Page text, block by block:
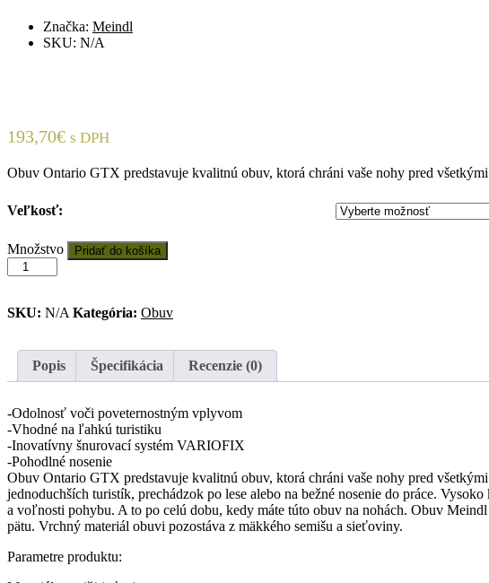
Značka: Meindl
SKU: N/A
193,70€ s DPH
Obuv Ontario GTX predstavuje kvalitnú obuv, ktorá chráni vaše nohy pred
Veľkosť:
Množstvo:
Poľovnícka
obuv
Ontario
Množstvo Pridať do košíka
SKU: N/A Kategória: Obuv
Popis Špecifikácia Recenzie (0)
-Odolnosť voči poveternostným vplyvom
-Vhodné na ľahkú turistiku
-Inovatívny šnurovací systém VARIOFIX
-Pohodlné nosenie
Obuv Ontario GTX predstavuje kvalitnú obuv, ktorá chráni vaše nohy pred
jednoduchších turistík, prechádzok po lese alebo na bežné nosenie do práce.
a voľnosti pohybu. A to po celú dobu, kedy máte túto obuv na nohách. Obuv
pätu. Vrchný materiál obuvi pozostáva z mäkkého semišu a sieťoviny.
Parametre produktu: